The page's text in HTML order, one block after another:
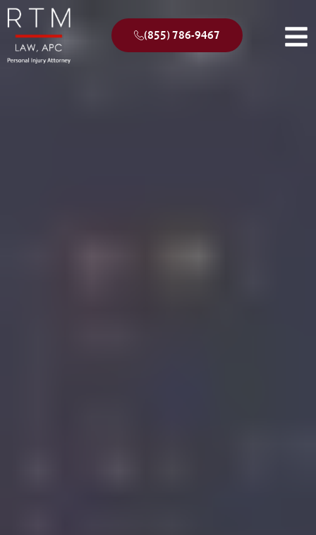
(855) 786-9467